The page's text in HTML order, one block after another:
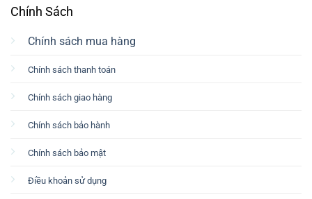
Chính Sách
Chính sách mua hàng
Chính sách thanh toán
Chính sách giao hàng
Chính sách bảo hành
Chính sách bảo mật
Điều khoản sử dụng